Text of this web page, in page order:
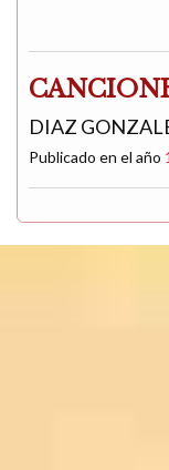
DIAZ
Publicado en el año